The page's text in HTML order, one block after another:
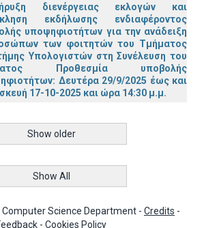
διενέργειας εκλογών και
εκδήλωσης ενδιαφέροντος
υποψηφιοτήτων για την ανάδειξη
των φοιτητών του Τμήματος
Υπολογιστών στη Συνέλευση του
Προθεσμία υποβολής
Δευτέρα 29/9/2025 έως και
17-10-2025 και ώρα 14:30 μ.μ.
Show older
Show All
Science Department - Credits -
- Cookies Policy